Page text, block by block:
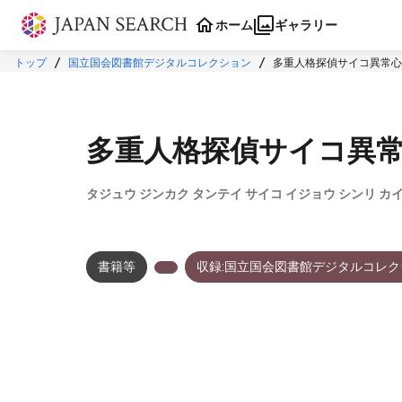
本文に飛ぶ
ホーム ギャラリー
トップ 国立国会図書館デジタルコレクション 多重人格探偵サイコ異常
多重人格探偵サイコ異
タジュウ ジンカク タンテイ サイコ イジョウ シンリ カ
書籍等 収録:国立国会図書館デジタルコレ